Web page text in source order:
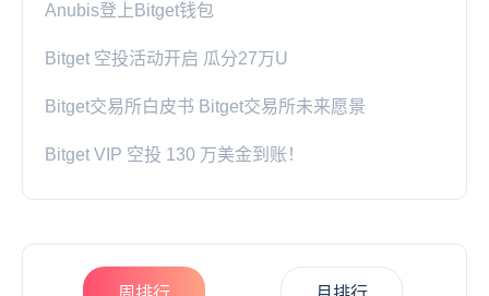
Anubis登上Bitget钱包
Bitget 空投活动开启 瓜分27万U
Bitget交易所白皮书 Bitget交易所未来愿景
Bitget VIP 空投 130 万美金到账！